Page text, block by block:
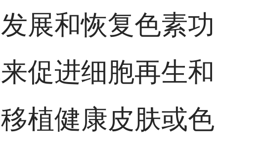
展和恢复色素功
促进细胞再生和
植健康皮肤或色